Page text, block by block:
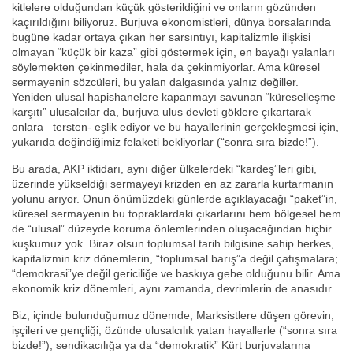
kitlelere olduğundan küçük gösterildiğini ve onların gözünden
kaçırıldığını biliyoruz. Burjuva ekonomistleri, dünya borsalarında
bugüne kadar ortaya çıkan her sarsıntıyı, kapitalizmle ilişkisi
olmayan “küçük bir kaza” gibi göstermek için, en bayağı yalanları
söylemekten çekinmediler, hala da çekinmiyorlar. Ama küresel
sermayenin sözcüleri, bu yalan dalgasında yalnız değiller.
Yeniden ulusal hapishanelere kapanmayı savunan “küreselleşme
karşıtı” ulusalcılar da, burjuva ulus devleti göklere çıkartarak
onlara –tersten- eşlik ediyor ve bu hayallerinin gerçekleşmesi için,
yukarıda değindiğimiz felaketi bekliyorlar (“sonra sıra bizde!”).
Bu arada, AKP iktidarı, aynı diğer ülkelerdeki “kardeş”leri gibi,
üzerinde yükseldiği sermayeyi krizden en az zararla kurtarmanın
yolunu arıyor. Onun önümüzdeki günlerde açıklayacağı “paket”in,
küresel sermayenin bu topraklardaki çıkarlarını hem bölgesel hem
de “ulusal” düzeyde koruma önlemlerinden oluşacağından hiçbir
kuşkumuz yok. Biraz olsun toplumsal tarih bilgisine sahip herkes,
kapitalizmin kriz dönemlerin, “toplumsal barış”a değil çatışmalara;
“demokrasi”ye değil gericiliğe ve baskıya gebe olduğunu bilir. Ama
ekonomik kriz dönemleri, aynı zamanda, devrimlerin de anasıdır.
Biz, içinde bulunduğumuz dönemde, Marksistlere düşen görevin,
işçileri ve gençliği, özünde ulusalcılık yatan hayallerle (“sonra sıra
bizde!”), sendikacılığa ya da “demokratik” Kürt burjuvalarına